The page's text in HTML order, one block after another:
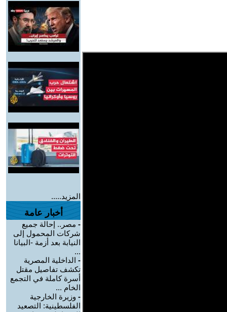
المزيد.....
أخبار عامة
- مصر.. إحالة جميع
شركات المحمول إلى
النيابة بعد أزمة -البيانا
...
- الداخلية المصرية
تكشف تفاصيل مقتل
أسرة كاملة في التجمع
الخام ...
- وزيرة الخارجية
الفلسطينية: التصعيد